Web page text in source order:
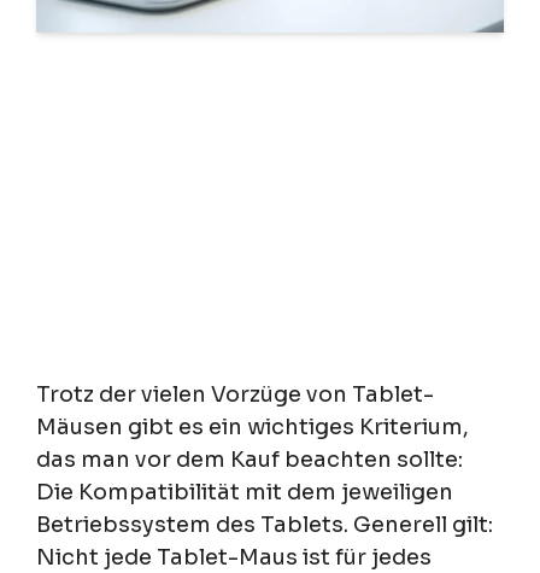
Trotz der vielen Vorzüge von Tablet-
Mäusen gibt es ein wichtiges Kriterium,
das man vor dem Kauf beachten sollte:
Die Kompatibilität mit dem jeweiligen
Betriebssystem des Tablets. Generell gilt:
Nicht jede Tablet-Maus ist für jedes